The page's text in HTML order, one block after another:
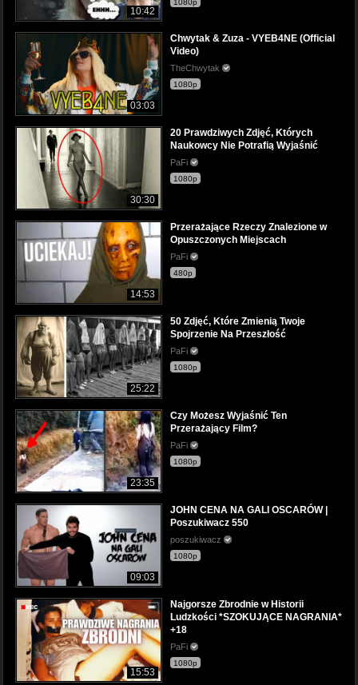
10:42
1080p
03:03
Chwytak & Zuza - VYEB4NE (Official
Video)
TheChwytak
1080p
30:30
20 Prawdziwych Zdjęć, Których
Naukowcy Nie Potrafią Wyjaśnić
PaFi
1080p
14:53
Przerażające Rzeczy Znalezione w
Opuszczonych Miejscach
PaFi
480p
25:22
50 Zdjęć, Które Zmienią Twoje
Spojrzenie Na Przeszłość
PaFi
1080p
23:35
Czy Możesz Wyjaśnić Ten
Przerażający Film?
PaFi
1080p
09:03
JOHN CENA NA GALI OSCARÓW |
Poszukiwacz 550
poszukiwacz
1080p
15:53
Najgorsze Zbrodnie w Historii
Ludzkości *SZOKUJĄCE NAGRANIA*
+18
PaFi
1080p